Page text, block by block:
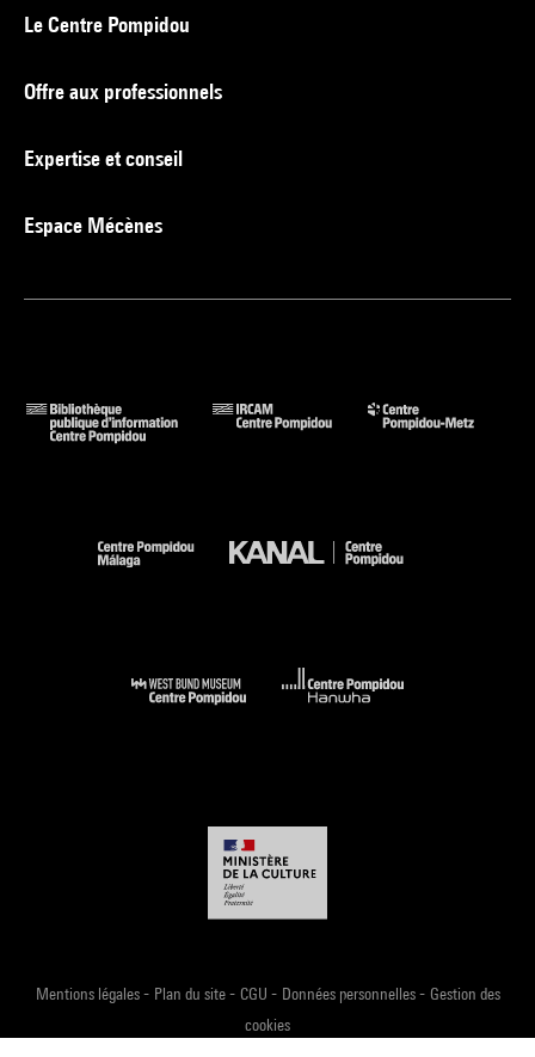
Le Centre Pompidou
Offre aux professionnels
Expertise et conseil
Espace Mécènes
Mentions légales- Plan du site- CGU - Données personnelles- Gestion des
cookies